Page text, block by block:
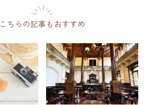
こちらの記事もおすすめ